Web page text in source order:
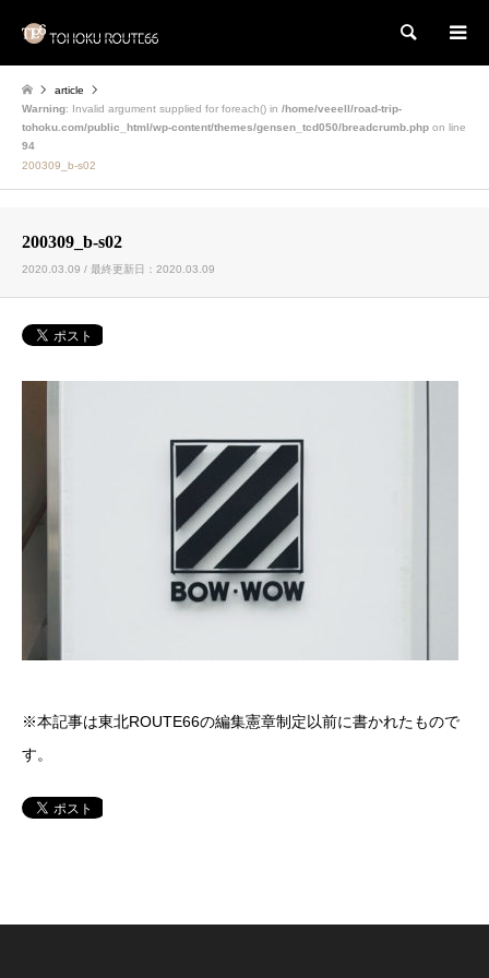
検索
article
Warning: Invalid argument supplied for foreach() in /home/veeell/road-trip-
tohoku.com/public_html/wp-content/themes/gensen_tcd050/breadcrumb.php on line
94
200309_b-s02
200309_b-s02
2020.03.09 / 最終更新日：2020.03.09
※本記事は東北ROUTE66の編集憲章制定以前に書かれたもので
す。